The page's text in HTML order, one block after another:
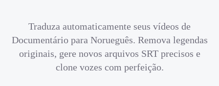
Traduza automaticamente seus vídeos de
Documentário para Norueguês. Remova legendas
originais, gere novos arquivos SRT precisos e
clone vozes com perfeição.